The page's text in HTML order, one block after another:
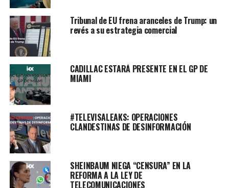
Tribunal de EU frena aranceles de Trump: un
revés a su estrategia comercial
CADILLAC ESTARÁ PRESENTE EN EL GP DE
MIAMI
#TELEVISALEAKS: OPERACIONES
CLANDESTINAS DE DESINFORMACIÓN
SHEINBAUM NIEGA “CENSURA” EN LA
REFORMA A LA LEY DE
TELECOMUNICACIONES